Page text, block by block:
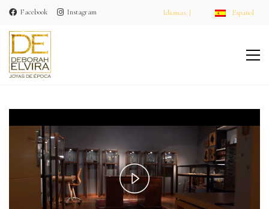
Facebook Instagram Idiomas: | Español
Play